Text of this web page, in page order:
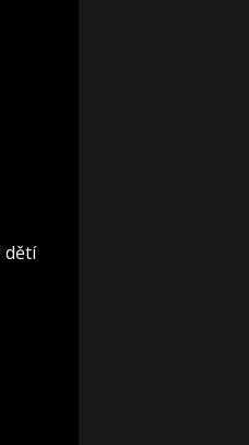
dětí